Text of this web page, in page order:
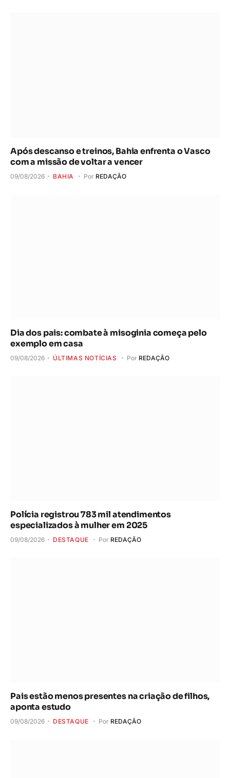
Após descanso e treinos, Bahia enfrenta o Vasco
com a missão de voltar a vencer
09/08/2026 BAHIA Por REDAÇÃO
Dia dos pais: combate à misoginia começa pelo
exemplo em casa
09/08/2026 ÚLTIMAS NOTÍCIAS Por REDAÇÃO
Polícia registrou 783 mil atendimentos
especializados à mulher em 2025
09/08/2026 DESTAQUE Por REDAÇÃO
Pais estão menos presentes na criação de filhos,
aponta estudo
09/08/2026 DESTAQUE Por REDAÇÃO